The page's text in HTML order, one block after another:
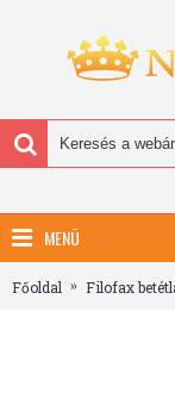
MENÜ
Főoldal Filofax